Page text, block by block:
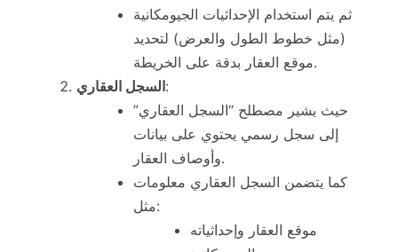
ثم يتم استخدام الإحداثيات الجيومكانية
(مثل خطوط الطول والعرض) لتحديد
موقع العقار بدقة على الخريطة.
السجل العقاري:
حيث يشير مصطلح “السجل العقاري”
إلى سجل رسمي يحتوي على بيانات
وأوصاف العقار.
كما يتضمن السجل العقاري معلومات
مثل:
موقع العقار وإحداثياته